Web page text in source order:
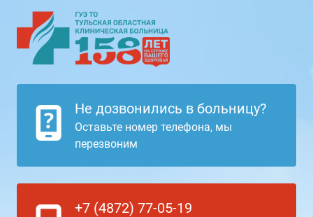
Не дозвонились в больницу?
Оставьте номер телефона, мы
перезвоним
+7 (4872) 77-05-19